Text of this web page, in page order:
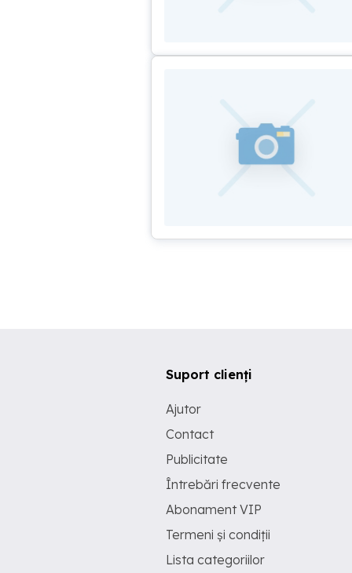
Suport clienți
Ajutor
Contact
Publicitate
Întrebări frecvente
Abonament VIP
Termeni și condiții
Lista categoriilor